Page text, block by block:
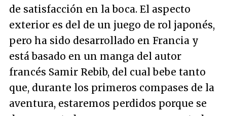
de satisfacción en la boca. El aspecto
exterior es del de un juego de rol japonés,
pero ha sido desarrollado en Francia y
está basado en un manga del autor
francés Samir Rebib, del cual bebe tanto
que, durante los primeros compases de la
aventura, estaremos perdidos porque se